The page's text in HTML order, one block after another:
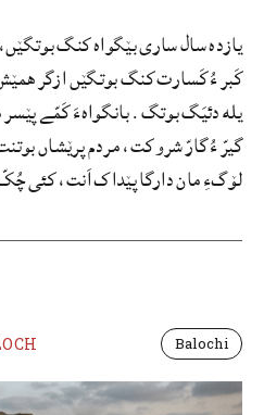
یازده سال ساری بێگواه کنگ
کَبر ءُ کَسارت کنگ بوتگێں ازگر
یله دئیَگ بوتگ. بانگواهءَ کَمّے
گیرّ ءُ گارّ شرو کت، مردم پرێشاں
لۆگءِ مان دارگا پێداک اَنت، کئی
Balochi